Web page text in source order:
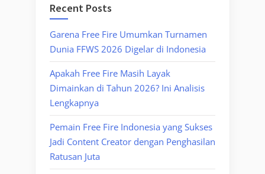
Recent Posts
Garena Free Fire Umumkan Turnamen
Dunia FFWS 2026 Digelar di Indonesia
Apakah Free Fire Masih Layak
Dimainkan di Tahun 2026? Ini Analisis
Lengkapnya
Pemain Free Fire Indonesia yang Sukses
Jadi Content Creator dengan Penghasilan
Ratusan Juta